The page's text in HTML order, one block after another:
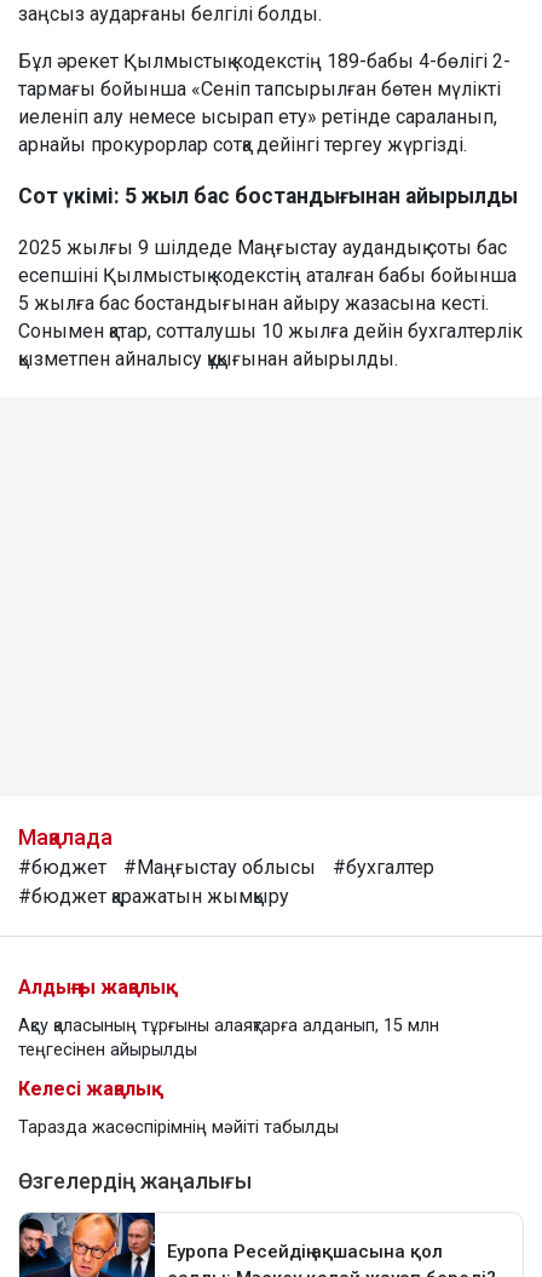
заңсыз аударғаны белгілі болды.
Бұл әрекет Қылмыстық кодекстің 189-бабы 4-бөлігі 2-
тармағы бойынша «Сеніп тапсырылған бөтен мүлікті
иеленіп алу немесе ысырап ету» ретінде сараланып,
арнайы прокурорлар сотқа дейінгі тергеу жүргізді.
Сот үкімі: 5 жыл бас бостандығынан айырылды
2025 жылғы 9 шілдеде Маңғыстау аудандық соты бас
есепшіні Қылмыстық кодекстің аталған бабы бойынша
5 жылға бас бостандығынан айыру жазасына кесті.
Сонымен қатар, сотталушы 10 жылға дейін бухгалтерлік
қызметпен айналысу құқығынан айырылды.
Мақалада
#бюджет #Маңғыстау облысы
#бухгалтер
#бюджет қаражатын жымқыру
Алдыңғы жаңалық
Ақсу қаласының тұрғыны алаяқтарға алданып, 15 млн
теңгесінен айырылды
Келесі жаңалық
Таразда жасөспірімнің мәйіті табылды